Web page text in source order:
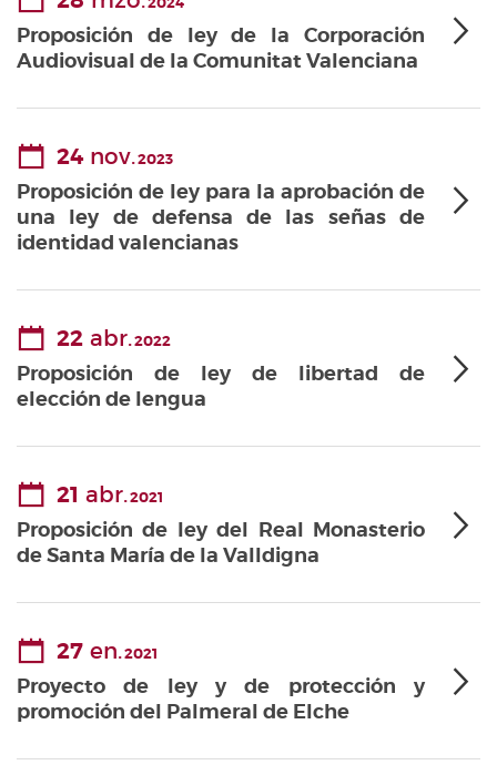
2024
Proposición de ley de la Corporación
Audiovisual de la Comunitat Valenciana
24 nov.2023
Proposición de ley para la aprobación de
una ley de defensa de las señas de
identidad valencianas
22 abr.2022
Proposición de ley de libertad de
elección de lengua
21 abr.2021
Proposición de ley del Real Monasterio
de Santa María de la Valldigna
27 en.2021
Proyecto de ley y de protección y
promoción del Palmeral de Elche